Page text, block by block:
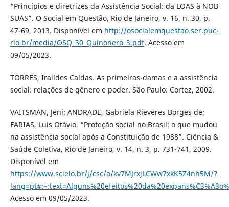
“Princípios e diretrizes da Assistência Social: da LOAS à NOB
SUAS”. O Social em Questão, Rio de Janeiro, v. 16, n. 30, p.
47-69, 2013. Disponível em http://osocialemquestao.ser.puc-
rio.br/media/OSQ_30_Quinonero_3.pdf. Acesso em
09/05/2023.
TORRES, Iraildes Caldas. As primeiras-damas e a assistência
social: relações de gênero e poder. São Paulo: Cortez, 2002.
VAITSMAN, Jeni; ANDRADE, Gabriela Rieveres Borges de;
FARIAS, Luis Otávio. “Proteção social no Brasil: o que mudou
na assistência social após a Constituição de 1988”. Ciência &
Saúde Coletiva, Rio de Janeiro, v. 14, n. 3, p. 731-741, 2009.
Disponível em
https://www.scielo.br/j/csc/a/kv7MJrxjLCWw7xkK5Z4nh5M/?
Acesso em 09/05/2023.